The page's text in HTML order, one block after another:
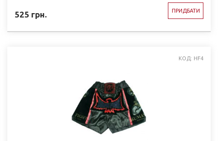
525 грн. ПРИДБАТИ
КОД: HF4